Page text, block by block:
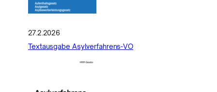
27.2.2026
Textausgabe Asylverfahrens-VO